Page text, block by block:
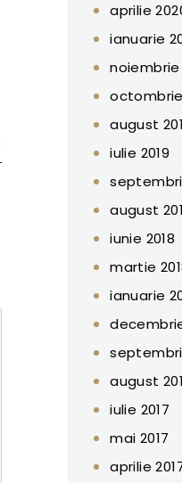
aprilie
ianuarie
noiembrie
octombrie
august
iulie 2019
august
iunie 2018
martie
ianuarie
august
iulie 2017
mai 2017
aprilie